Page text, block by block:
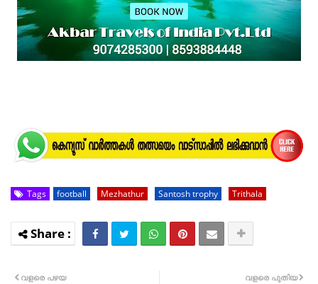
Tags football Mezhathur Santosh trophy Trithala
വളരെ പുതിയ
വളരെ പഴയ